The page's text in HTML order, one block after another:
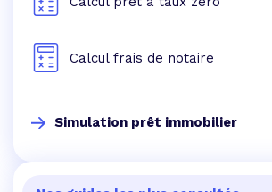
Calcul frais de notaire
Simulation prêt immobilier